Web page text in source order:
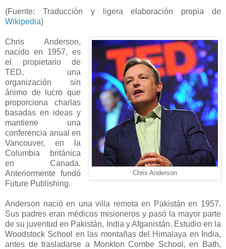
(Fuente: Traducción y ligera elaboración propia de
Wikipedia)
Chris Anderson
Chris Anderson,
nacido en 1957, es
el propietario de
TED, una
organización sin
ánimo de lucro que
proporciona charlas
basadas en ideas y
mantiene una
conferencia anual en
Vancouver, en la
Columbia británica
en Canada.
Anteriormente fundó
Future Publishing.
Anderson nació en una villa remota en Pakistán en 1957.
Sus padres eran médicos misioneros y pasó la mayor parte
de su juventud en Pakistán, India y Afganistán. Estudio en la
Woodstock School en las montañas del Himalaya en India,
antes de trasladarse a Monkton Combe School, en Bath,